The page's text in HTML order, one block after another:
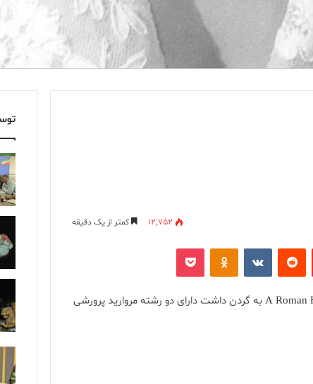
12,752 کمتر از یک دقیقه
‫پین‌ترست‫رددیت ‫VKontakte
‫Odnoklassniki
پاکت
گردنبندی نفیسی که Audrey Hepburn در آخرین صحنه A Roman Holiday به گردن داشت دارای دو رشته مروارید پرورشی